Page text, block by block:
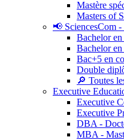
Mastère
Masters of
📢 SciencesCom
Bachelor
Bachelor
Bac+5 en
Double
🔎 Toutes
Executive
Executive
Executive
DBA -
MBA -